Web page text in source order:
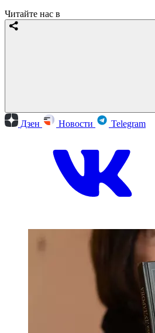
Читайте нас в
Дзен Новости Telegram